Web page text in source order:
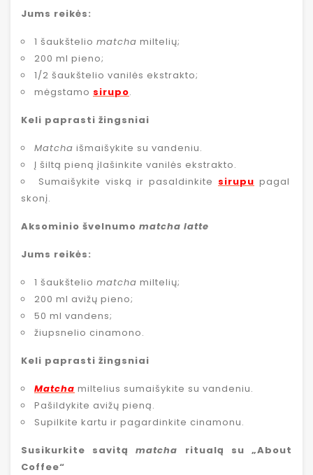
Jums reikės:
1 šaukštelio matcha miltelių;
200 ml pieno;
1/2 šaukštelio vanilės ekstrakto;
mėgstamo sirupo.
Keli paprasti žingsniai
Matcha išmaišykite su vandeniu.
Į šiltą pieną įlašinkite vanilės ekstrakto.
Sumaišykite viską ir pasaldinkite sirupu pagal
skonį.
Aksominio švelnumo matcha latte
Jums reikės:
1 šaukštelio matcha miltelių;
200 ml avižų pieno;
50 ml vandens;
žiupsnelio cinamono.
Keli paprasti žingsniai
Matcha miltelius sumaišykite su vandeniu.
Pašildykite avižų pieną.
Supilkite kartu ir pagardinkite cinamonu.
Susikurkite savitąmatcha ritualą su „About
Coffee“